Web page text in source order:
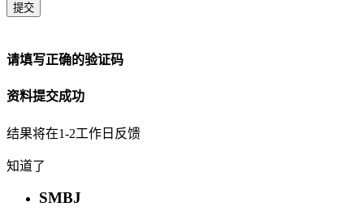
提交
请填写正确的验证码
资料提交成功
结果将在1-2工作日反馈
知道了
SMBJ